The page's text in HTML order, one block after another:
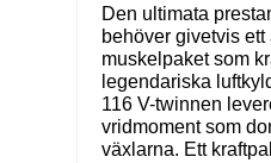
Den ultimata
behöver givetvis
muskelpaket som
legendariska
116 V-twinnen
vridmoment som
växlarna. Ett